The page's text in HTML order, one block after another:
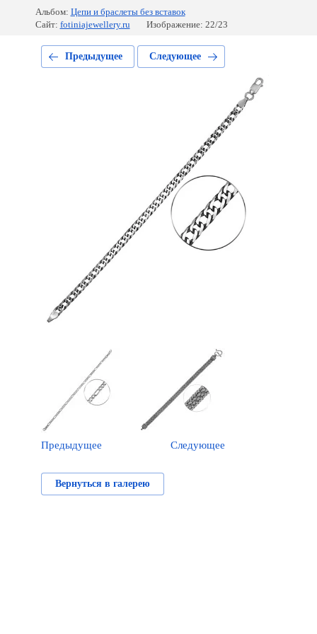
Альбом: Цепи и браслеты без вставок
Сайт: fotiniajewellery.ru Изображение: 22/23
Предыдущее Следующее
Предыдущее Следующее
Вернуться в галерею